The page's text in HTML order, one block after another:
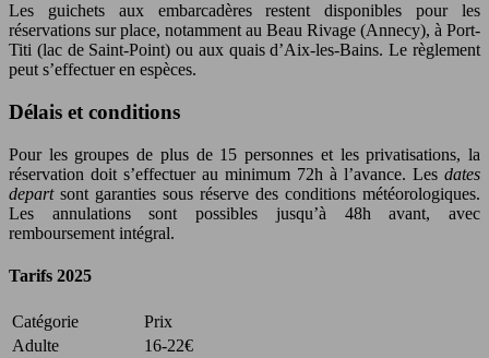
Les guichets aux embarcadères restent disponibles pour les
réservations sur place, notamment au Beau Rivage (Annecy), à Port-
Titi (lac de Saint-Point) ou aux quais d’Aix-les-Bains. Le règlement
peut s’effectuer en espèces.
Délais et conditions
Pour les groupes de plus de 15 personnes et les privatisations, la
réservation doit s’effectuer au minimum 72h à l’avance. Les dates
departsont garanties sous réserve des conditions météorologiques.
Les annulations sont possibles jusqu’à 48h avant, avec
remboursement intégral.
Tarifs 2025
Catégorie
Prix
Adulte
16-22€